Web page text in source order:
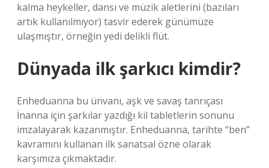
kalma heykeller, dansı ve müzik aletlerini (bazıları
artık kullanılmıyor) tasvir ederek günümüze
ulaşmıştır, örneğin yedi delikli flüt.
Dünyada ilk şarkıcı kimdir?
Enheduanna bu ünvanı, aşk ve savaş tanrıçası
İnanna için şarkılar yazdığı kil tabletlerin sonunu
imzalayarak kazanmıştır. Enheduanna, tarihte “ben”
kavramını kullanan ilk sanatsal özne olarak
karşımıza çıkmaktadır.